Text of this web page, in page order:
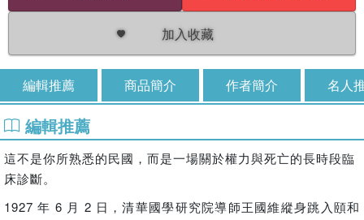
加入收藏
編輯推薦 商品簡介 作者簡介 名人
編輯推薦
這不是你所熟悉的民國，而是一場關於權力與死亡的長時段臨
床診斷。
1927年 6 月 2 日，清華國學研究院導師王國維縱身跳入頤和